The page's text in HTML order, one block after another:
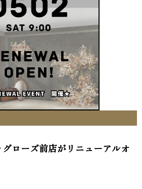
ローズ前店がリニューアルオ